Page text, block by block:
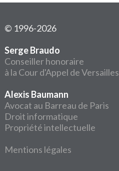
© 1996-2026
Serge Braudo
Conseiller honoraire
à la Cour d'Appel de Versailles
Alexis Baumann
Avocat au Barreau de Paris
Droit informatique
Propriété intellectuelle
Mentions légales